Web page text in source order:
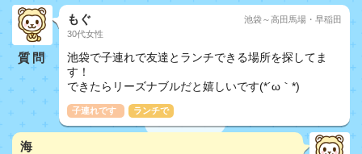
質問
もぐ
30代女性
池袋～高田馬場・早稲田
池袋で子連れで友達とランチできる場所を探してま
す！
できたらリーズナブルだと嬉しいです(*´ω｀*)
子連れです ランチで
海